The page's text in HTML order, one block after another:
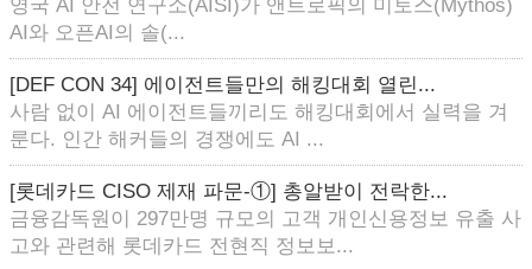
영국 AI 안전 연구소(AISI)가 앤트로픽의 미토스(Mythos)
AI와 오픈AI의 솔(...
[DEF CON 34] 에이전트들만의 해킹대회 열린...
사람 없이 AI 에이전트들끼리도 해킹대회에서 실력을 겨
룬다. 인간 해커들의 경쟁에도 AI ...
[롯데카드 CISO 제재 파문-①] 총알받이 전락한...
금융감독원이 297만명 규모의 고객 개인신용정보 유출 사
고와 관련해 롯데카드 전현직 정보보...